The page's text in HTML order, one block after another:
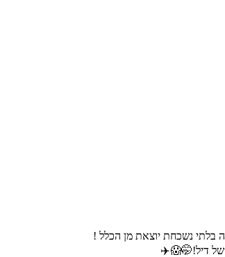
בלתי נשכחת יוצאת מן הכלל !
של דיל!🤭😱✈️